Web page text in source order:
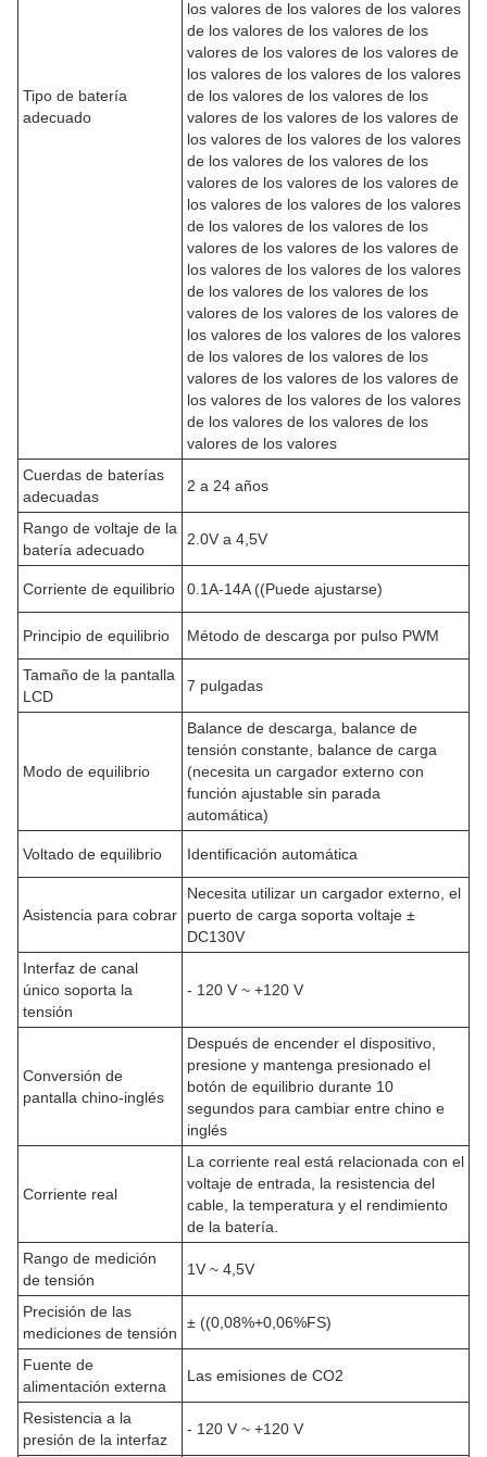
Tipo de batería
adecuado
los valores de los valores de los valores
de los valores de los valores de los
valores de los valores de los valores de
los valores de los valores de los valores
de los valores de los valores de los
valores de los valores de los valores de
los valores de los valores de los valores
de los valores de los valores de los
valores de los valores de los valores de
los valores de los valores de los valores
de los valores de los valores de los
valores de los valores de los valores de
los valores de los valores de los valores
de los valores de los valores de los
valores de los valores de los valores de
los valores de los valores de los valores
de los valores de los valores de los
valores de los valores de los valores de
los valores de los valores de los valores
de los valores de los valores de los
valores de los valores
Cuerdas de baterías
adecuadas
2 a 24 años
Rango de voltaje de la
batería adecuado
2.0V a 4,5V
Corriente de equilibrio 0.1A-14A ((Puede ajustarse)
Principio de equilibrio Método de descarga por pulso PWM
Tamaño de la pantalla
LCD
7 pulgadas
Modo de equilibrio
Balance de descarga, balance de
tensión constante, balance de carga
(necesita un cargador externo con
función ajustable sin parada
automática)
Voltado de equilibrio Identificación automática
Asistencia para cobrar
Necesita utilizar un cargador externo, el
puerto de carga soporta voltaje ±
DC130V
Interfaz de canal
único soporta la
tensión
- 120 V ~ +120 V
Conversión de
pantalla chino-inglés
Después de encender el dispositivo,
presione y mantenga presionado el
botón de equilibrio durante 10
segundos para cambiar entre chino e
inglés
Corriente real
La corriente real está relacionada con el
voltaje de entrada, la resistencia del
cable, la temperatura y el rendimiento
de la batería.
Rango de medición
de tensión
1V ~ 4,5V
Precisión de las
mediciones de tensión
± ((0,08%+0,06%FS)
Fuente de
alimentación externa
Las emisiones de CO2
Resistencia a la
presión de la interfaz
- 120 V ~ +120 V